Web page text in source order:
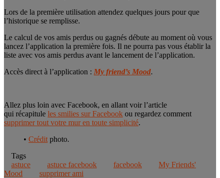
Lors de la première utilisation attendez quelques jours pour que
l’historique se remplisse.
Le calcul de vos amis perdus ou gagnés débute au moment où vous
lancez l’application la première fois. Il ne pourra pas vous établir la
liste avec vos amis perdus avant le lancement de l’application.
Accès direct à l’application : My friend’s Mood.
Allez plus loin avec Facebook, en allant voir l’article
qui récapitule les smilies sur Facebook ou regardez comment
supprimer tout votre mur en toute simplicité.
• Crédit photo.
Tags
astuce
astuce facebook facebook
My Friends'
Mood
supprimer ami